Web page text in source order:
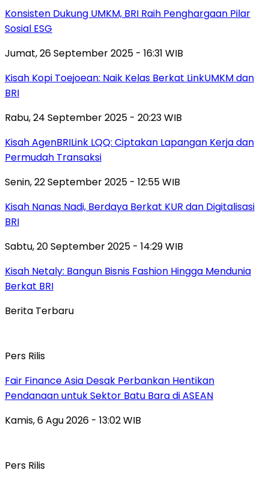
Konsisten Dukung UMKM, BRI Raih Penghargaan Pilar
Sosial ESG
Jumat, 26 September 2025 - 16:31 WIB
Kisah Kopi Toejoean: Naik Kelas Berkat LinkUMKM dan
BRI
Rabu, 24 September 2025 - 20:23 WIB
Kisah AgenBRILink LQQ: Ciptakan Lapangan Kerja dan
Permudah Transaksi
Senin, 22 September 2025 - 12:55 WIB
Kisah Nanas Nadi, Berdaya Berkat KUR dan Digitalisasi
BRI
Sabtu, 20 September 2025 - 14:29 WIB
Kisah Netaly: Bangun Bisnis Fashion Hingga Mendunia
Berkat BRI
Berita Terbaru
Pers Rilis
Fair Finance Asia Desak Perbankan Hentikan
Pendanaan untuk Sektor Batu Bara di ASEAN
Kamis, 6 Agu 2026 - 13:02 WIB
Pers Rilis